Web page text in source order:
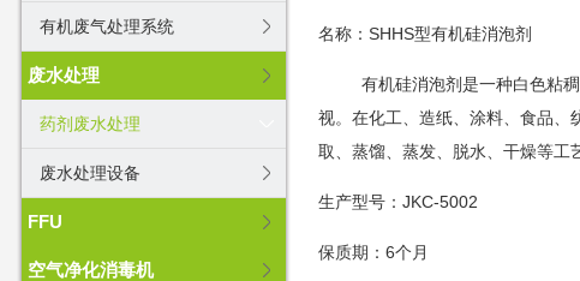
有机废气处理系统
废水处理
药剂废水处理
废水处理设备
FFU
空气净化消毒机
名称：SHHS型有机硅消泡剂
有机硅消泡剂是一种白色粘稠的
视。在化工、造纸、涂料、食品、
取、蒸馏、蒸发、脱水、干燥等工
生产型号：JKC-5002
保质期：6个月